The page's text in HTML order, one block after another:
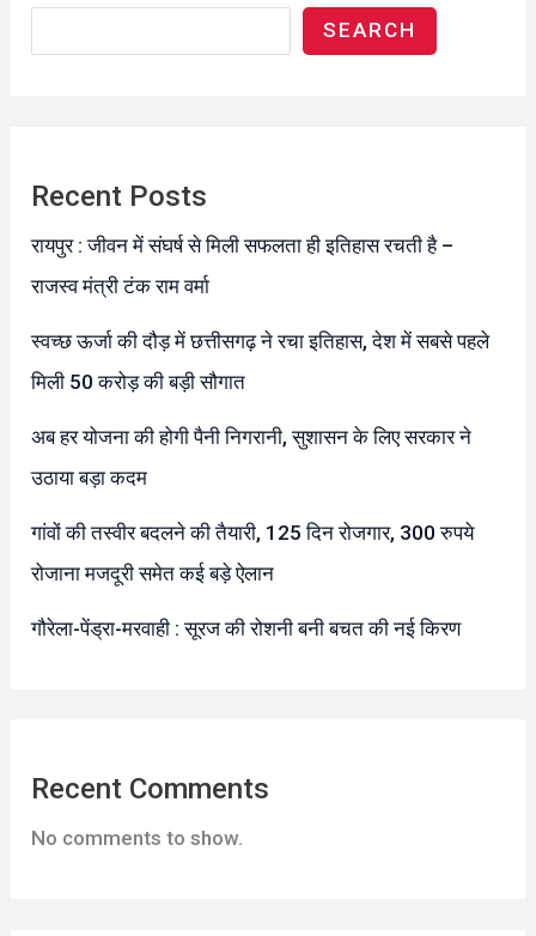
SEARCH
Recent Posts
रायपुर : जीवन में संघर्ष से मिली सफलता ही इतिहास रचती है –
राजस्व मंत्री टंक राम वर्मा
स्वच्छ ऊर्जा की दौड़ में छत्तीसगढ़ ने रचा इतिहास, देश में सबसे पहले
मिली 50 करोड़ की बड़ी सौगात
अब हर योजना की होगी पैनी निगरानी, सुशासन के लिए सरकार ने
उठाया बड़ा कदम
गांवों की तस्वीर बदलने की तैयारी, 125 दिन रोजगार, 300 रुपये
रोजाना मजदूरी समेत कई बड़े ऐलान
गौरेला-पेंड्रा-मरवाही : सूरज की रोशनी बनी बचत की नई किरण
Recent Comments
No comments to show.